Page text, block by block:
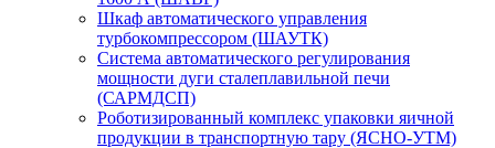
Шкаф автоматического управления
турбокомпрессором (ШАУТК)
Система автоматического регулирования
мощности дуги сталеплавильной печи
(САРМДСП)
Роботизированный комплекс упаковки яичной
продукции в транспортную тару (ЯСНО-УТМ)